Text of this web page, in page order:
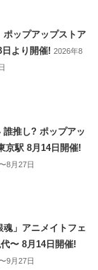
ポップアップストア
日より開催!2026年8
誰推し? ポップアッ
京駅 8月14日開催!
8月27日
魂」アニメイトフェ
〜 8月14日開催!
9月27日